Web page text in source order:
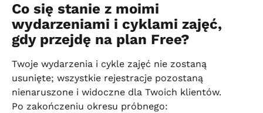
Co się stanie z moimi
wydarzeniami i cyklami zajęć,
gdy przejdę na plan Free?
Twoje wydarzenia i cykle zajęć nie zostaną
usunięte; wszystkie rejestracje pozostaną
nienaruszone i widoczne dla Twoich klientów.
Po zakończeniu okresu próbnego: